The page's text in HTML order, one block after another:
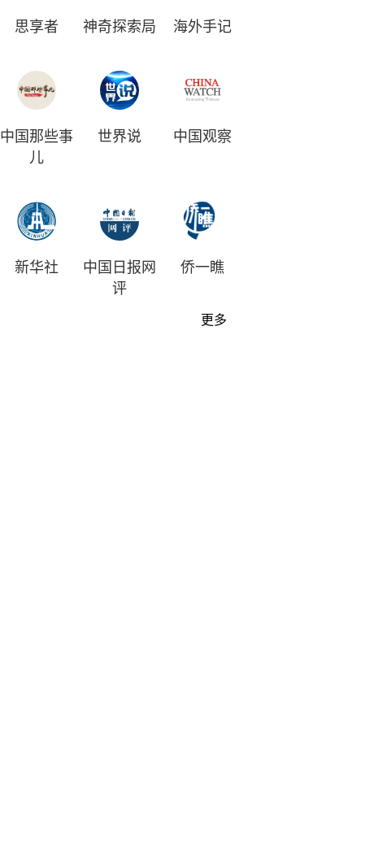
思享者 神奇探索局 海外手记
中国那些事
儿
世界说 中国观察
新华社
中国日报网
评
侨一瞧
更多